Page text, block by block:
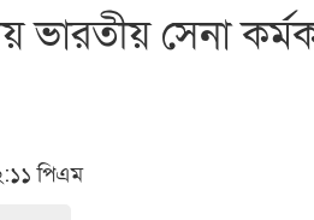
ভারতীয় সেনা
পিএম